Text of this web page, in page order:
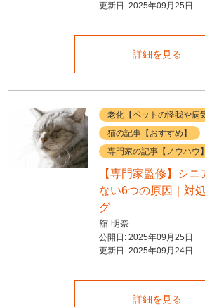
更新日: 2025年09月25日
詳細を見る
老化【ペットの怪我や病
猫の記事【おすすめ】
専門家の記事【ノウハウ】
【専門家監修】シ
ない6つの原因｜対
グ
舘 明奈
公開日: 2025年09月25日
更新日: 2025年09月24日
詳細を見る